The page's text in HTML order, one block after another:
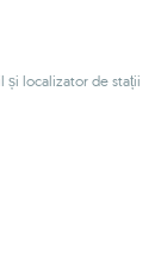
și localizator de stații